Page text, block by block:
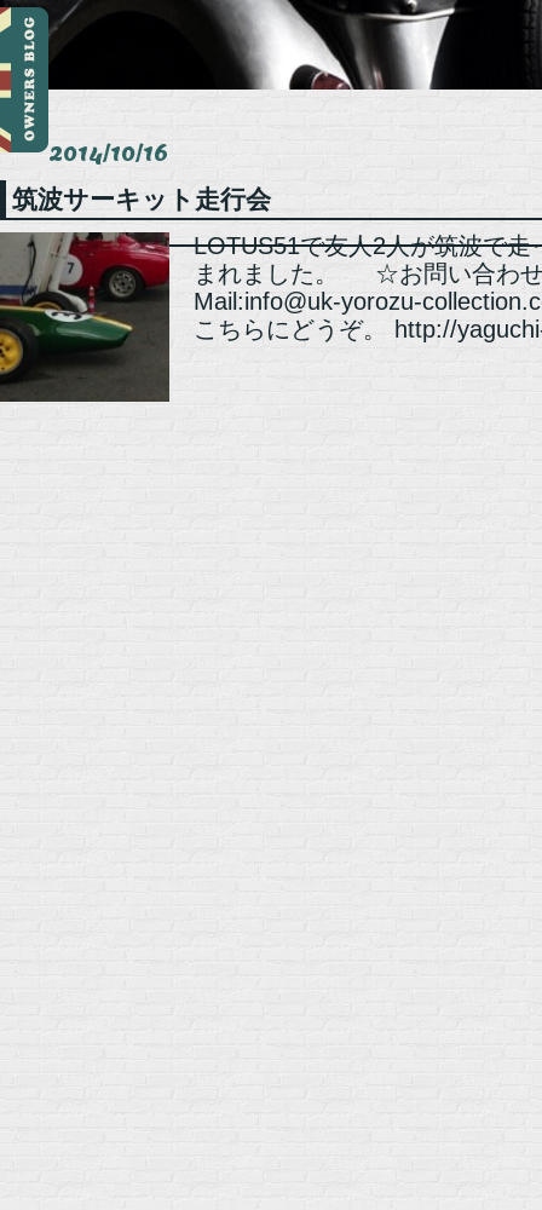
2014/10/16
筑波サーキット走行会
LOTUS51で友人2人が筑波で
まれました。 ☆お問い合わ
Mail:info@uk-yorozu-
こちらにどうぞ。 http://